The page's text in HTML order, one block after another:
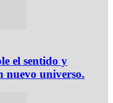
el sentido y
nuevo universo.